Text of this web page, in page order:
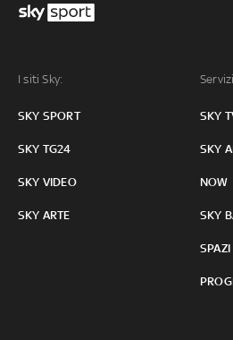
I siti Sky:
SKY SPORT
SKY TG24
SKY VIDEO
SKY ARTE
SKY
SKY
NOW
SKY